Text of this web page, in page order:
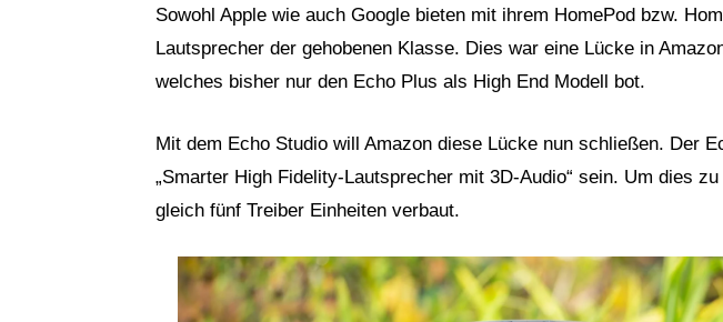
Sowohl Apple wie auch Google bieten mit ihrem HomePod bzw.
Lautsprecher der gehobenen Klasse. Dies war eine Lücke in
welches bisher nur den Echo Plus als High End Modell bot.
Mit dem Echo Studio will Amazon diese Lücke nun schließen. Der
„Smarter High Fidelity-Lautsprecher mit 3D-Audio“ sein. Um dies
gleich fünf Treiber Einheiten verbaut.